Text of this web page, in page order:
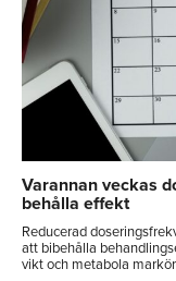
Varannan veckas
behålla effekt
Reducerad
att bibehålla
vikt och metabola